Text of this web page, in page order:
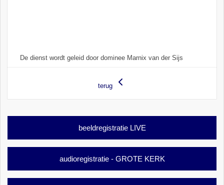
De dienst wordt geleid door dominee Marnix van der Sijs
terug
beeldregistratie LIVE
audioregistratie - GROTE KERK